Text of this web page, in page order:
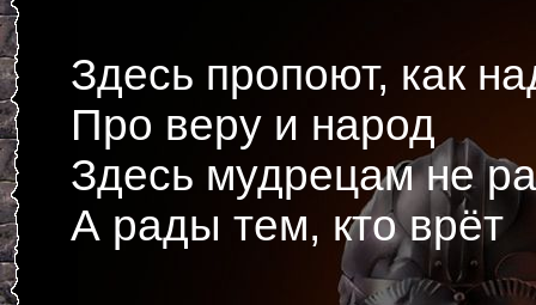
Здесь пропоют, как
Про веру и народ
Здесь мудрецам не
А рады тем, кто врёт